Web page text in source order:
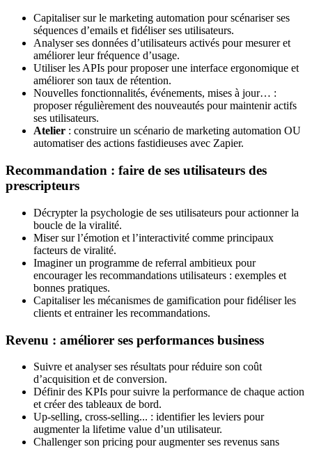
Capitaliser sur le marketing automation pour scénariser ses
séquences d’emails et fidéliser ses utilisateurs.
Analyser ses données d’utilisateurs activés pour mesurer et
améliorer leur fréquence d’usage.
Utiliser les APIs pour proposer une interface ergonomique et
améliorer son taux de rétention.
Nouvelles fonctionnalités, événements, mises à jour… :
proposer régulièrement des nouveautés pour maintenir actifs
ses utilisateurs.
Atelier : construire un scénario de marketing automation OU
automatiser des actions fastidieuses avec Zapier.
Recommandation : faire de ses utilisateurs des
prescripteurs
Décrypter la psychologie de ses utilisateurs pour actionner la
boucle de la viralité.
Miser sur l’émotion et l’interactivité comme principaux
facteurs de viralité.
Imaginer un programme de referral ambitieux pour
encourager les recommandations utilisateurs : exemples et
bonnes pratiques.
Capitaliser les mécanismes de gamification pour fidéliser les
clients et entrainer les recommandations.
Revenu : améliorer ses performances business
Suivre et analyser ses résultats pour réduire son coût
d’acquisition et de conversion.
Définir des KPIs pour suivre la performance de chaque action
et créer des tableaux de bord.
Up-selling, cross-selling... : identifier les leviers pour
augmenter la lifetime value d’un utilisateur.
Challenger son pricing pour augmenter ses revenus sans